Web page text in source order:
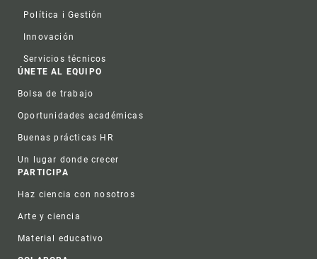
Política i Gestión
Innovación
Servicios técnicos
ÚNETE AL EQUIPO
Bolsa de trabajo
Oportunidades académicas
Buenas prácticas HR
Un lugar donde crecer
PARTICIPA
Haz ciencia con nosotros
Arte y ciencia
Material educativo